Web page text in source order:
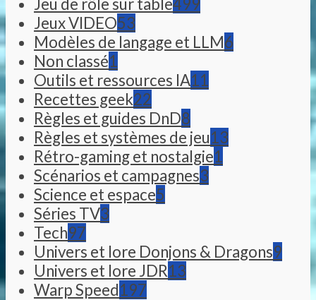
Jeux VIDEO53
Modèles de langage et LLM6
Non classé1
Outils et ressources IA11
Recettes geek22
Règles et guides DnD8
Règles et systèmes de jeu13
Rétro-gaming et nostalgie1
Scénarios et campagnes3
Science et espace5
Séries TV3
Tech97
Univers et lore Donjons & Dragons9
Univers et lore JDR13
Warp Speed197